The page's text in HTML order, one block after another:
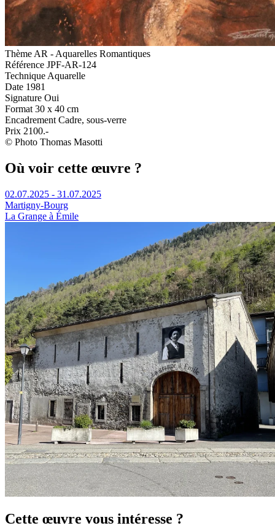
Thème AR - Aquarelles Romantiques
Référence JPF-AR-124
Technique Aquarelle
Date 1981
Signature Oui
Format 30 x 40 cm
Encadrement Cadre, sous-verre
Prix 2100.-
© Photo Thomas Masotti
Où voir cette œuvre ?
02.07.2025 - 31.07.2025
Martigny-Bourg
La Grange à Émile
Cette œuvre vous intéresse ?